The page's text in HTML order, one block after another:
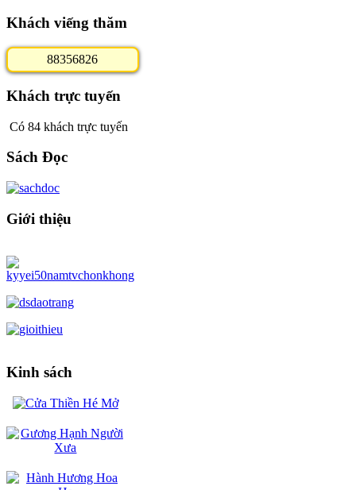
Khách viếng thăm
88356826
Khách trực tuyến
Có 84 khách trực tuyến
Sách Đọc
Giới thiệu
Kinh sách